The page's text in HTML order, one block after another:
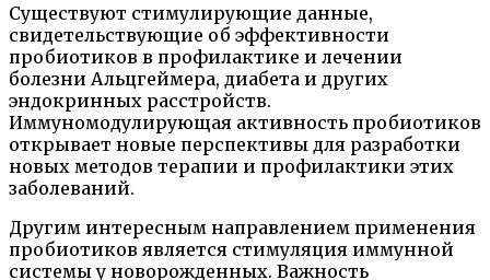
Существуют стимулирующие данные,
свидетельствующие об эффективности
пробиотиков в профилактике и лечении
болезни Альцгеймера, диабета и других
эндокринных расстройств.
Иммуномодулирующая активность пробиотиков
открывает новые перспективы для разработки
новых методов терапии и профилактики этих
заболеваний.
Другим интересным направлением применения
пробиотиков является стимуляция иммунной
системы у новорожденных. Важность